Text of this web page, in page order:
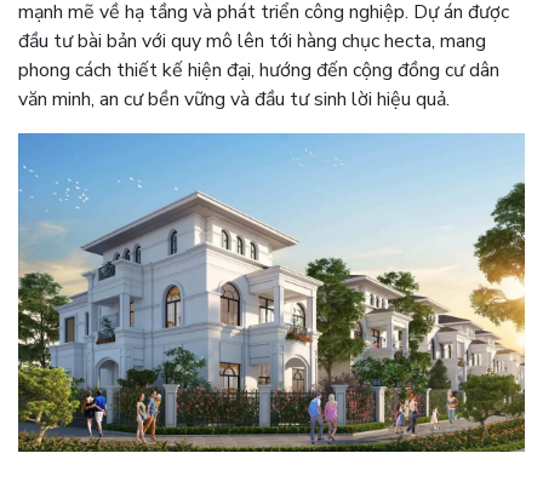
mạnh mẽ về hạ tầng và phát triển công nghiệp. Dự án được
đầu tư bài bản với quy mô lên tới hàng chục hecta, mang
phong cách thiết kế hiện đại, hướng đến cộng đồng cư dân
văn minh, an cư bền vững và đầu tư sinh lời hiệu quả.